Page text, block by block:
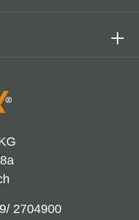
2704900